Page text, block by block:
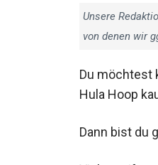
Unsere
von denen wir
Du möchtest
Hula Hoop
Dann bist du